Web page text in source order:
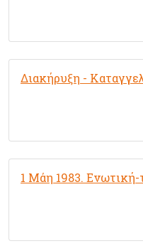
Διακήρυξη -
1 Μάη 1983.